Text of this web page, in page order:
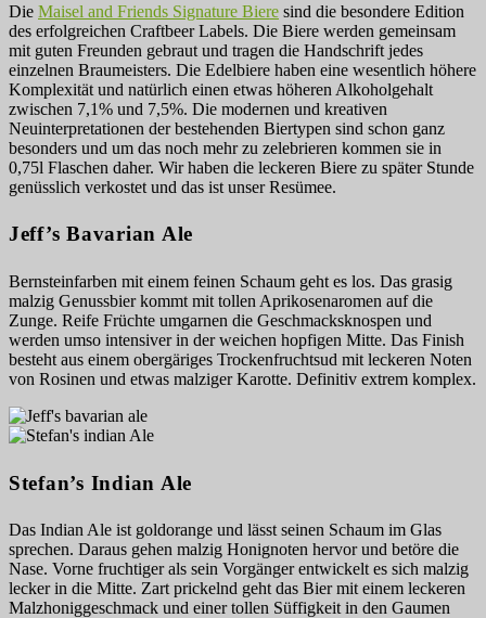
Die Maisel and Friends Signature Biere sind die besondere Edition
des erfolgreichen Craftbeer Labels. Die Biere werden gemeinsam
mit guten Freunden gebraut und tragen die Handschrift jedes
einzelnen Braumeisters. Die Edelbiere haben eine wesentlich höhere
Komplexität und natürlich einen etwas höheren Alkoholgehalt
zwischen 7,1% und 7,5%. Die modernen und kreativen
Neuinterpretationen der bestehenden Biertypen sind schon ganz
besonders und um das noch mehr zu zelebrieren kommen sie in
0,75l Flaschen daher. Wir haben die leckeren Biere zu später Stunde
genüsslich verkostet und das ist unser Resümee.
Jeff’s Bavarian Ale
Bernsteinfarben mit einem feinen Schaum geht es los. Das grasig
malzig Genussbier kommt mit tollen Aprikosenaromen auf die
Zunge. Reife Früchte umgarnen die Geschmacksknospen und
werden umso intensiver in der weichen hopfigen Mitte. Das Finish
besteht aus einem obergäriges Trockenfruchtsud mit leckeren Noten
von Rosinen und etwas malziger Karotte. Definitiv extrem komplex.
Stefan’s Indian Ale
Das Indian Ale ist goldorange und lässt seinen Schaum im Glas
sprechen. Daraus gehen malzig Honignoten hervor und betöre die
Nase. Vorne fruchtiger als sein Vorgänger entwickelt es sich malzig
lecker in die Mitte. Zart prickelnd geht das Bier mit einem leckeren
Malzhoniggeschmack und einer tollen Süffigkeit in den Gaumen